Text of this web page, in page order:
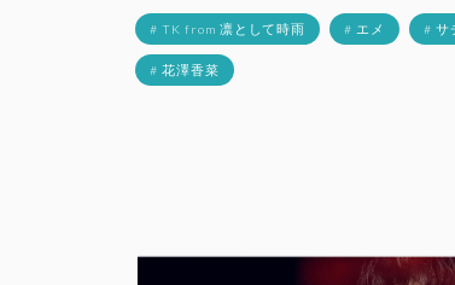
# TK from 凛として時雨 # エメ # サ
# 花澤香菜